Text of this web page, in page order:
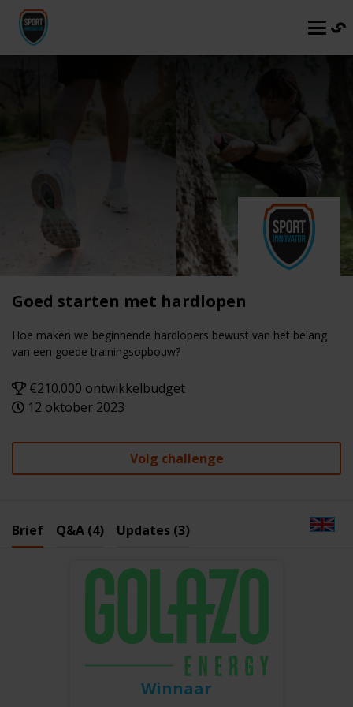
Goed starten met hardlopen
Hoe maken we beginnende hardlopers bewust van het belang
van een goede trainingsopbouw?
€210.000 ontwikkelbudget
12 oktober 2023
Volg challenge
Brief Q&A (4) Updates (3)
Winnaar